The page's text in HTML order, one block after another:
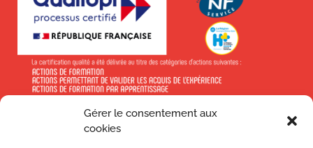
Gérer le consentement aux
cookies
En savoir +